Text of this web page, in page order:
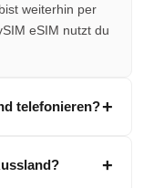
weiterhin per
eSIM nutzt du
telefonieren?